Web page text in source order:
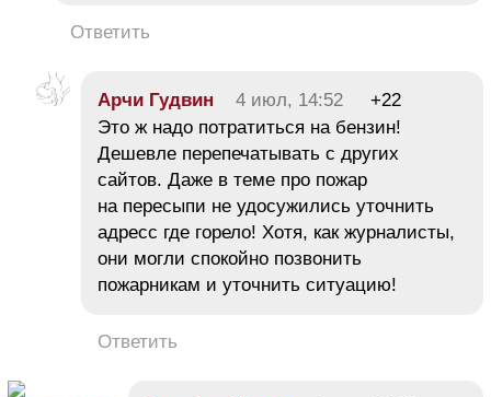
Ответить
Арчи Гудвин 4 июл, 14:52
+22
Это ж надо потратиться на бензин!
Дешевле перепечатывать с других
сайтов. Даже в теме про пожар
на пересыпи не удосужились уточнить
адресс где горело! Хотя, как журналисты,
они могли спокойно позвонить
пожарникам и уточнить ситуацию!
Ответить